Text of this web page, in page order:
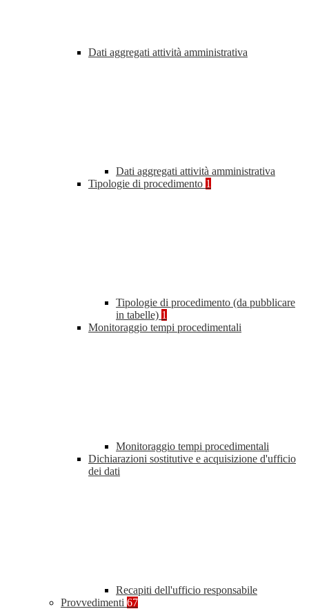
Dati aggregati attività amministrativa
Dati aggregati attività amministrativa
Tipologie di procedimento 1
Tipologie di procedimento (da pubblicare
in tabelle) 1
Monitoraggio tempi procedimentali
Monitoraggio tempi procedimentali
Dichiarazioni sostitutive e acquisizione d'ufficio
dei dati
Recapiti dell'ufficio responsabile
Provvedimenti 67